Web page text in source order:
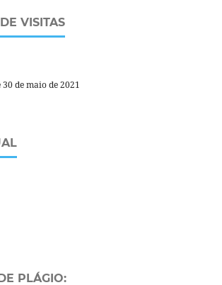
VISITAS
de maio de 2021
PLÁGIO: